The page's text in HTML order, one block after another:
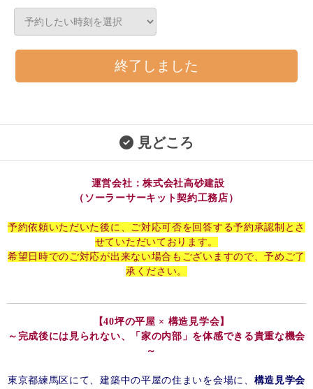
終了しました
見どころ
運営会社：株式会社高砂建設
（ソーラーサーキット契約工務店）
予約依頼いただいた後に、ご対応可否を回答する予約承認制とさ
せていただいております。
希望日時でのご対応が出来ない場合もございますので、予めご了
承ください。
【40坪の平屋 × 構造見学会】
～完成後には見られない、「家の内部」を体感できる貴重な機会
～
東京都練馬区にて、建築中の平屋の住まいを会場に、 構造見学会